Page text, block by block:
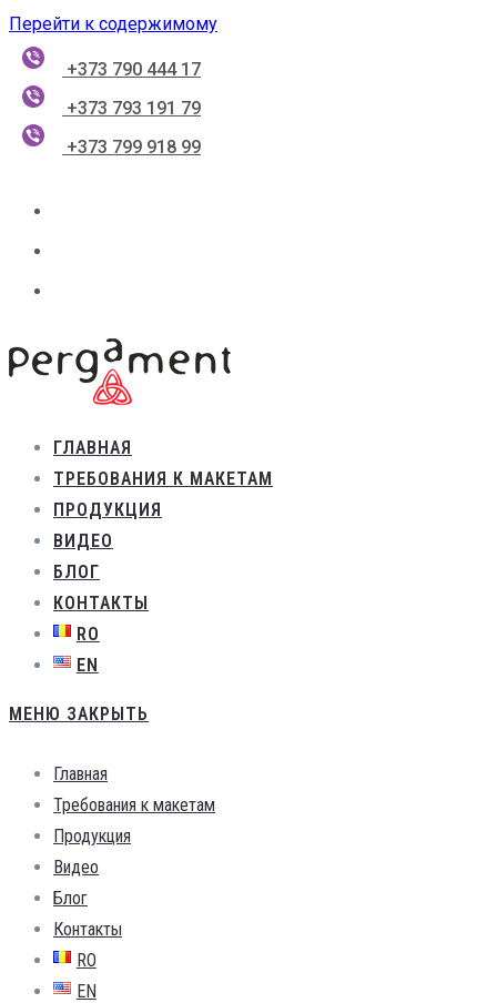
Перейти к содержимому
+373 790 444 17
+373 793 191 79
+373 799 918 99
ГЛАВНАЯ
ТРЕБОВАНИЯ К МАКЕТАМ
ПРОДУКЦИЯ
ВИДЕО
БЛОГ
КОНТАКТЫ
RO
EN
МЕНЮ ЗАКРЫТЬ
Главная
Требования к макетам
Продукция
Видео
Блог
Контакты
RO
EN